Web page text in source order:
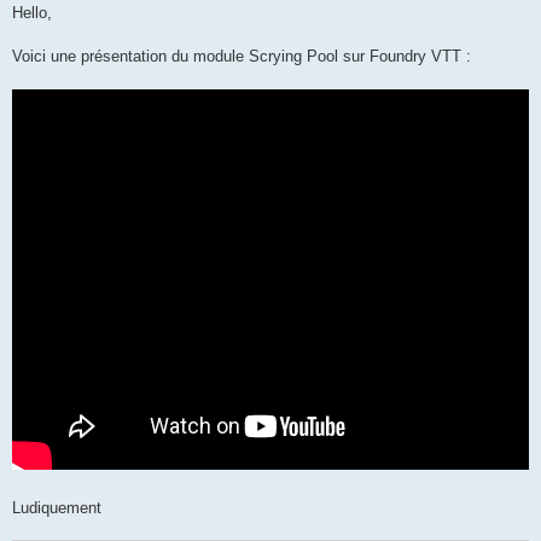
s
g
Hello,
Voici une présentation du module Scrying Pool sur Foundry VTT :
Ludiquement